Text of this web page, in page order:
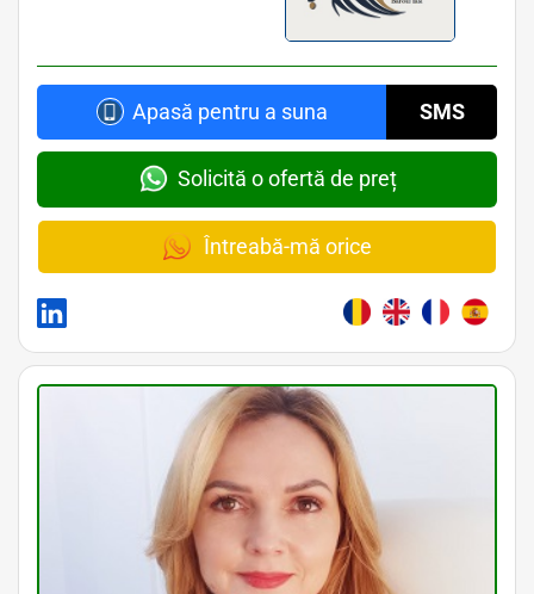
Apasă pentru a suna SMS
Solicită o ofertă de preț
Întreabă-mă orice